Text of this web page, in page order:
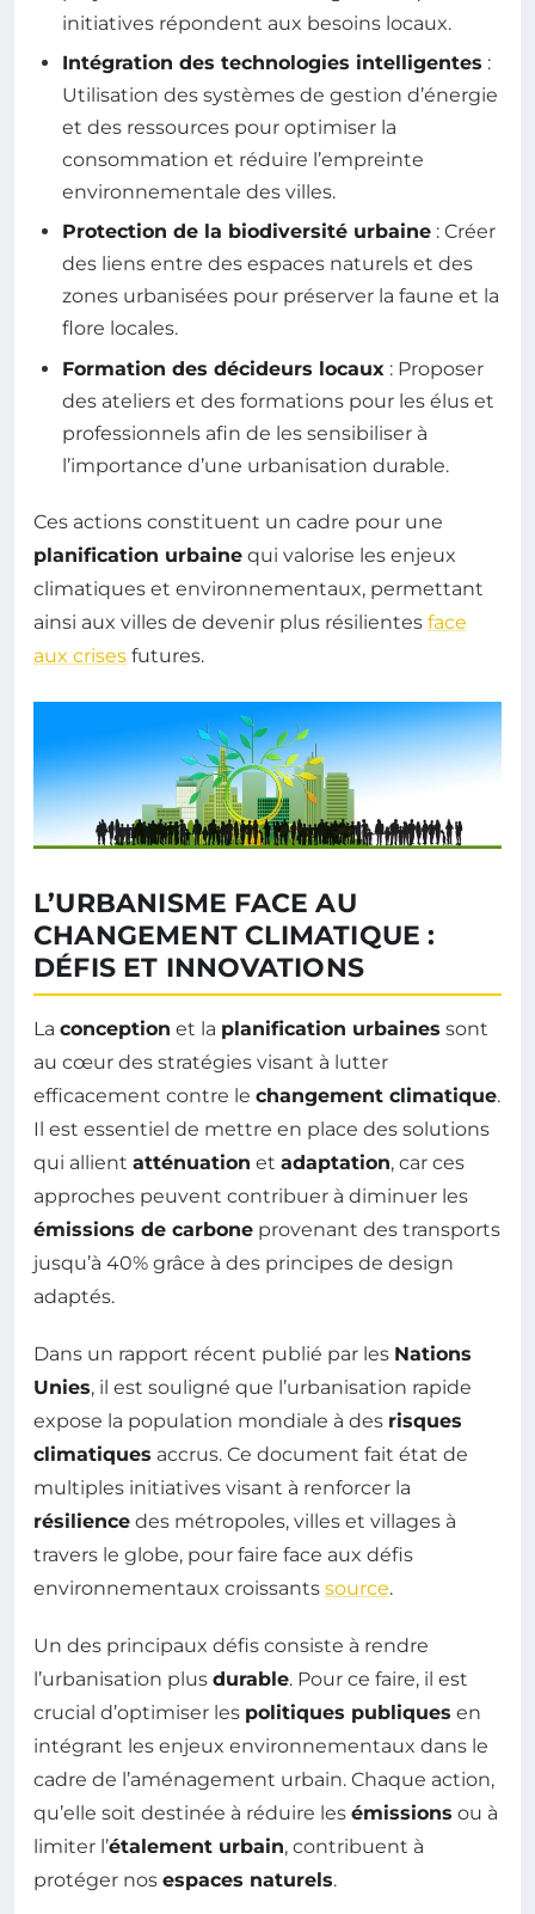
initiatives répondent aux besoins locaux.
Intégration des technologies intelligentes :
Utilisation des systèmes de gestion d’énergie
et des ressources pour optimiser la
consommation et réduire l’empreinte
environnementale des villes.
Protection de la biodiversité urbaine : Créer
des liens entre des espaces naturels et des
zones urbanisées pour préserver la faune et la
flore locales.
Formation des décideurs locaux : Proposer
des ateliers et des formations pour les élus et
professionnels afin de les sensibiliser à
l’importance d’une urbanisation durable.
Ces actions constituent un cadre pour une
planification urbaine qui valorise les enjeux
climatiques et environnementaux, permettant
ainsi aux villes de devenir plus résilientes face
aux crises futures.
L’URBANISME FACE AU
CHANGEMENT CLIMATIQUE :
DÉFIS ET INNOVATIONS
La conception et la planification urbaines sont
au cœur des stratégies visant à lutter
efficacement contre le changement climatique.
Il est essentiel de mettre en place des solutions
qui allient atténuation et adaptation, car ces
approches peuvent contribuer à diminuer les
émissions de carbone provenant des transports
jusqu’à 40% grâce à des principes de design
adaptés.
Dans un rapport récent publié par les Nations
Unies, il est souligné que l’urbanisation rapide
expose la population mondiale à des risques
climatiques accrus. Ce document fait état de
multiples initiatives visant à renforcer la
résilience des métropoles, villes et villages à
travers le globe, pour faire face aux défis
environnementaux croissants source.
Un des principaux défis consiste à rendre
l’urbanisation plus durable. Pour ce faire, il est
crucial d’optimiser les politiques publiques en
intégrant les enjeux environnementaux dans le
cadre de l’aménagement urbain. Chaque action,
qu’elle soit destinée à réduire les émissions ou à
limiter l’étalement urbain, contribuent à
protéger nos espaces naturels.